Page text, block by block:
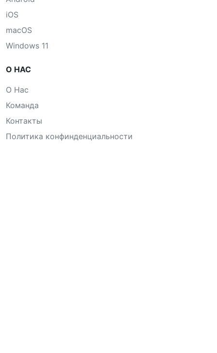
iOS
macOS
Windows 11
О НАС
О Нас
Команда
Контакты
Политика конфинденциальности